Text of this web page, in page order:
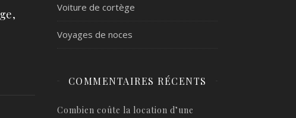
Voiture de cortège
Voyages de noces
COMMENTAIRES RÉCENTS
Combien coûte la location d’une